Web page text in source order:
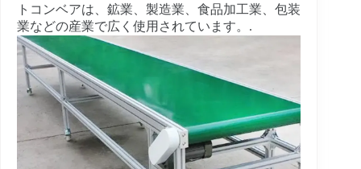
トコンベアは、鉱業、製造業、食品加工業、包装
業などの産業で広く使用されています。.